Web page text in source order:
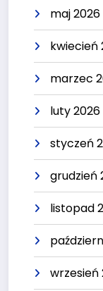
maj 2026
kwiecień
marzec
luty 2026
styczeń
grudzień
listopad
wrzesień